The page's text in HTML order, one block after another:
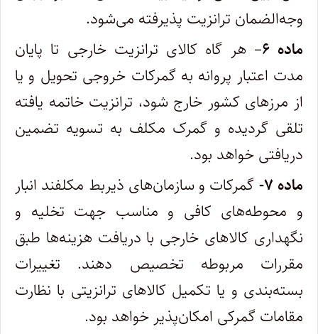
وجه‌الضمان ترانزیت پذیرفته می‌شود.
ماده ۶ – هر گاه کالای ترانزیت خارجی تا پایان
مدت اعتبار پروانه به گمرکات خروجی تحویل و یا
از مرزهای کشور خارج شود، ترانزیت خاتمه‌ یافته
تلقی گردیده و گمرک مکلف به تسویه تضمین
دریافتی خواهد بود.
ماده ۷-
گمرکات و سازمان‌های ذیربط مکلفند انبار
و محوطه‌های کافی و مناسب جهت تخلیه و
نگهداری کالاهای خارجی با دریافت هزینه‌ها ‌طبق
مقررات مربوطه تخصیص دهند. تغییرات
بسته‌بندی و یا تکمیل کالاهای ترانزیتی با نظارت
مقامات گمرکی امکان‌پذیر خواهد بود.